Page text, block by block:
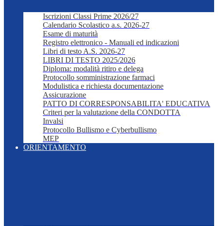
Iscrizioni Classi Prime 2026/27
Calendario Scolastico a.s. 2026-27
Esame di maturità
Registro elettronico - Manuali ed indicazioni
Libri di testo A.S. 2026-27
LIBRI DI TESTO 2025/2026
Diploma: modalità ritiro e delega
Protocollo somministrazione farmaci
Modulistica e richiesta documentazione
Assicurazione
PATTO DI CORRESPONSABILITA' EDUCATIVA
Criteri per la valutazione della CONDOTTA
Invalsi
Protocollo Bullismo e Cyberbullismo
MEP
ORIENTAMENTO